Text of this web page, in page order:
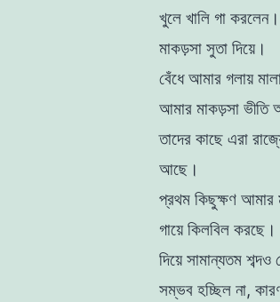
খুলে খালি গা করলেন।
মাকড়সা সুতা দিয়ে।
বেঁধেআমার গলায়
আমার মাকড়সা ভীতি
তাদের কাছে এরা
আছে ।
প্রথম কিছুক্ষণ আমার
গায়েকিলবিল করছে ।
দিয়েসামান্যতম শব্দও
সম্ভব হচ্ছিল না,